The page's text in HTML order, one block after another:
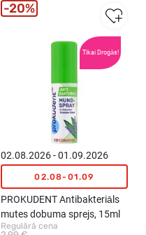
Tikai Drogās!
02.08.2026 - 01.09.2026
02.08-01.09
PROKUDENT Antibakteriāls
mutes dobuma sprejs, 15ml
Regulārā cena
20%